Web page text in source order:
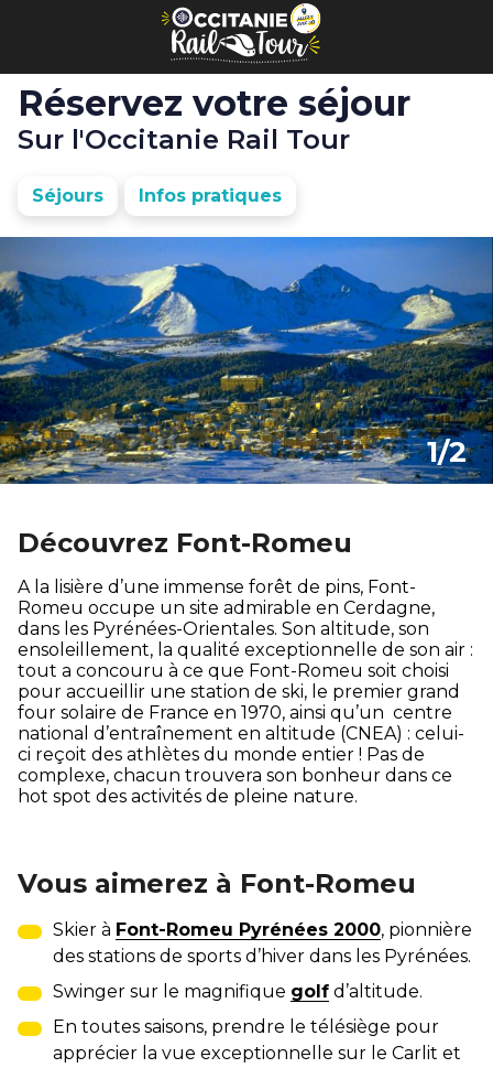
Panneau de gestion des cookies
Réservez votre séjour
Sur l'Occitanie Rail Tour
Séjours Infos pratiques
1/2
Découvrez Font-Romeu
A la lisière d’une immense forêt de pins, Font-
Romeu occupe un site admirable en Cerdagne,
dans les Pyrénées-Orientales. Son altitude, son
ensoleillement, la qualité exceptionnelle de son air :
tout a concouru à ce que Font-Romeu soit choisi
pour accueillir une station de ski, le premier grand
four solaire de France en 1970, ainsi qu’un centre
national d’entraînement en altitude (CNEA) : celui-
ci reçoit des athlètes du monde entier ! Pas de
complexe, chacun trouvera son bonheur dans ce
hot spot des activités de pleine nature.
Vous aimerez à Font-Romeu
Skier à Font-Romeu Pyrénées 2000, pionnière
des stations de sports d’hiver dans les Pyrénées.
Swinger sur le magnifique golf d’altitude.
En toutes saisons, prendre le télésiège pour
apprécier la vue exceptionnelle sur le Carlit et